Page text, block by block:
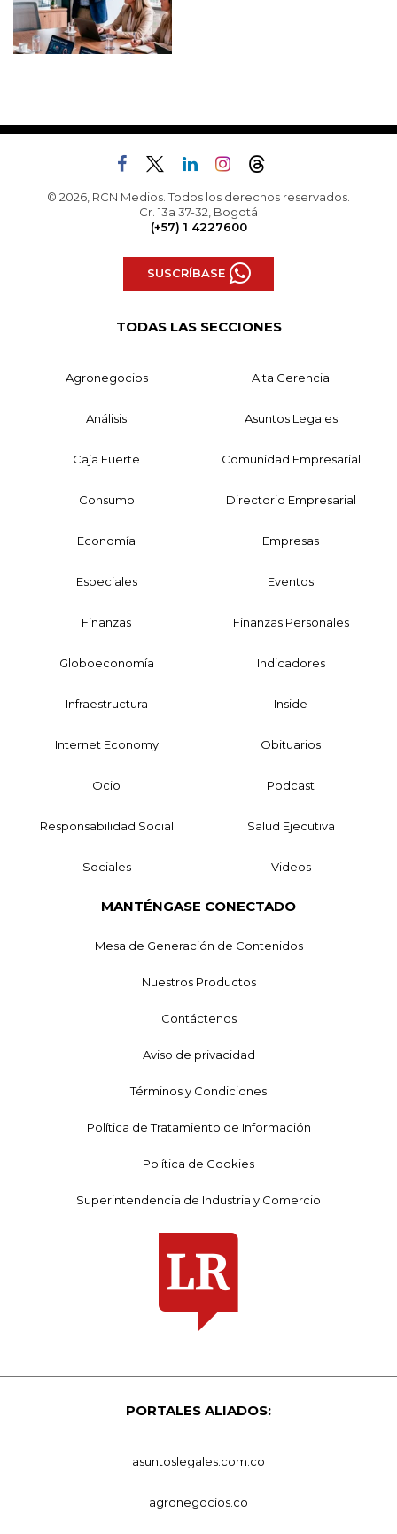
© 2026, RCN Medios. Todos los derechos reservados.
Cr. 13a 37-32, Bogotá
(+57) 1 4227600
SUSCRÍBASE
TODAS LAS SECCIONES
Agronegocios Alta Gerencia
Análisis Asuntos Legales
Caja Fuerte Comunidad Empresarial
Consumo Directorio Empresarial
Economía Empresas
Especiales Eventos
Finanzas Finanzas Personales
Globoeconomía Indicadores
Infraestructura Inside
Internet Economy Obituarios
Ocio Podcast
Responsabilidad Social Salud Ejecutiva
Sociales Videos
MANTÉNGASE CONECTADO
Mesa de Generación de Contenidos
Nuestros Productos
Contáctenos
Aviso de privacidad
Términos y Condiciones
Política de Tratamiento de Información
Política de Cookies
Superintendencia de Industria y Comercio
PORTALES ALIADOS:
asuntoslegales.com.co
agronegocios.co